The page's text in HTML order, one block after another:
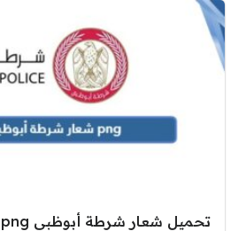
تحميل شعار شرطة أبوظبي png بجودة عالية